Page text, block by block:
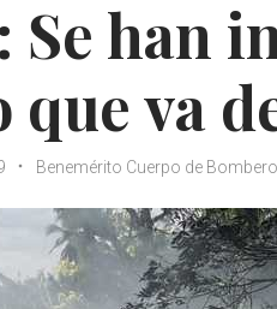
Se han
que va
Benemérito Cuerpo de